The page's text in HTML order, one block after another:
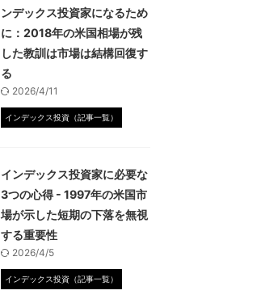
ンデックス投資家になるため
に：2018年の米国相場が残
した教訓は市場は結構回復す
る
2026/4/11
インデックス投資（記事一覧）
インデックス投資家に必要な
3つの心得 - 1997年の米国市
場が示した短期の下落を無視
する重要性
2026/4/5
インデックス投資（記事一覧）